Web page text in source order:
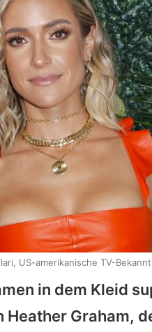
in dem Kleid
Graham,
US-amerikanische TV-